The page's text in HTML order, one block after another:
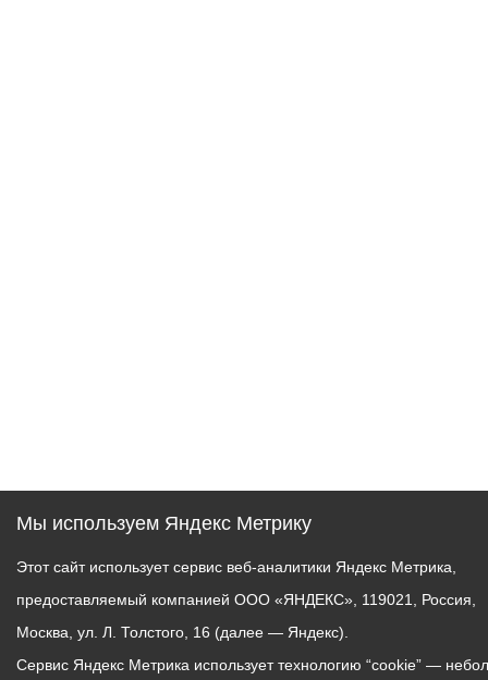
Мы используем Яндекс Метрику
Этот сайт использует сервис веб-аналитики Яндекс Метрика,
предоставляемый компанией ООО «ЯНДЕКС», 119021, Россия,
Москва, ул. Л. Толстого, 16 (далее — Яндекс).
Сервис Яндекс Метрика использует технологию “cookie” —